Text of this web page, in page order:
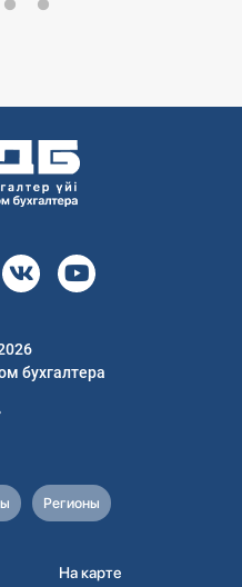
бухгалтера
Регионы
На карте